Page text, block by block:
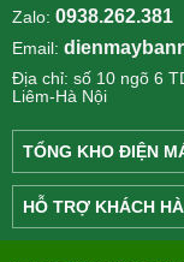
Zalo: 0938.262.381
Email:
Địa chỉ: số 10 ngõ 6
Liêm-Hà Nội
TỔNG KHO ĐIỆN
Công
ty
Điện
HỖ TRỢ KHÁCH